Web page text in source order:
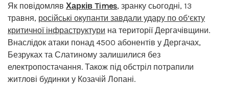
Як повідомляв Харків Times, зранку сьогодні, 13
травня, російські окупанти завдали удару по об’єкту
критичної інфраструктури на території Дергачівщини.
Внаслідок атаки понад 4500 абонентів у Дергачах,
Безруках та Слатиному залишилися без
електропостачання. Також під обстріл потрапили
житлові будинки у Козачій Лопані.